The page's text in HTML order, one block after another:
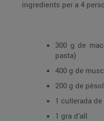
ingredients per a 4
300 g de
pasta)
400 g de
200 g de
1 cullerada
1 gra d’all